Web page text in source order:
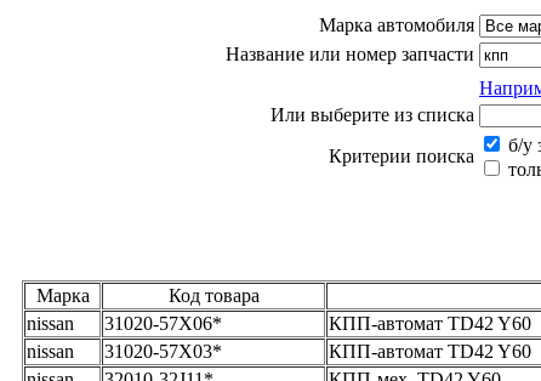
Марка автомобиля
Название или номер запчасти
Или выберите из списка
Критерии поиска
б/у
Марка Код товара
nissan
31020-57X06* КПП-автомат TD42 Y60
nissan
31020-57X03* КПП-автомат TD42 Y60